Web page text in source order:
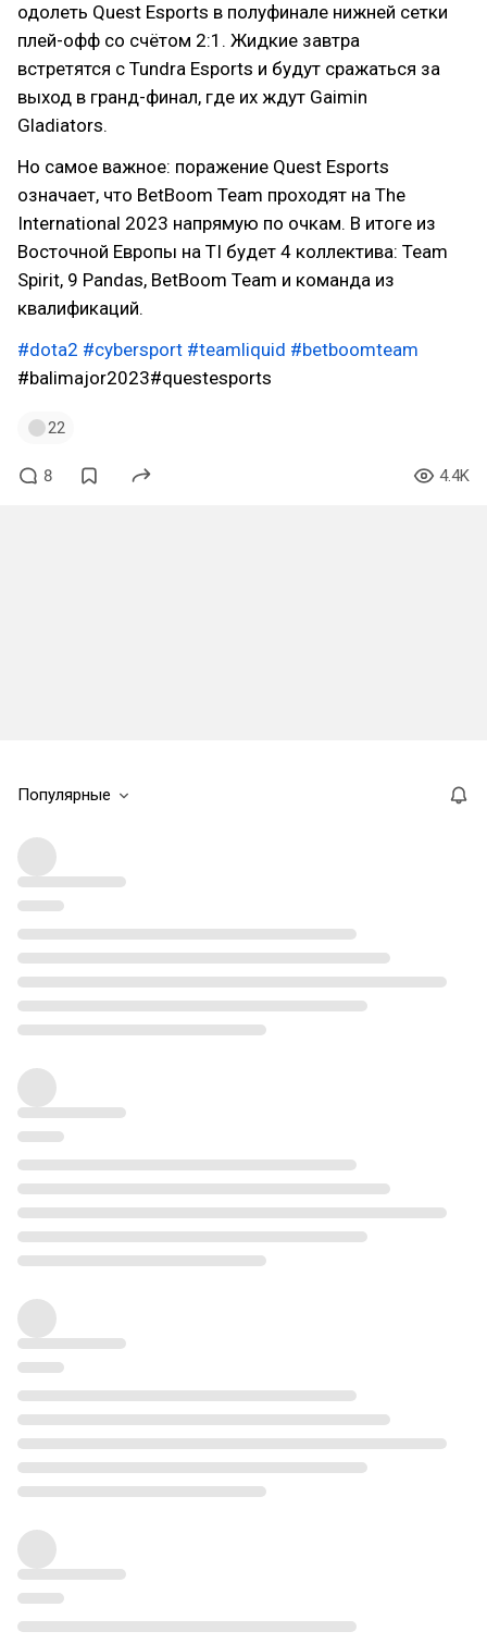
одолеть Quest Esports в полуфинале нижней сетки
плей-офф со счётом 2:1. Жидкие завтра
встретятся с Tundra Esports и будут сражаться за
выход в гранд-финал, где их ждут Gaimin
Gladiators.
Но самое важное: поражение Quest Esports
означает, что BetBoom Team проходят на The
International 2023 напрямую по очкам. В итоге из
Восточной Европы на TI будет 4 коллектива: Team
Spirit, 9 Pandas, BetBoom Team и команда из
квалификаций.
#dota2 #cybersport #teamliquid #betboomteam
#balimajor2023#questesports
22
8 4.4K
Популярные